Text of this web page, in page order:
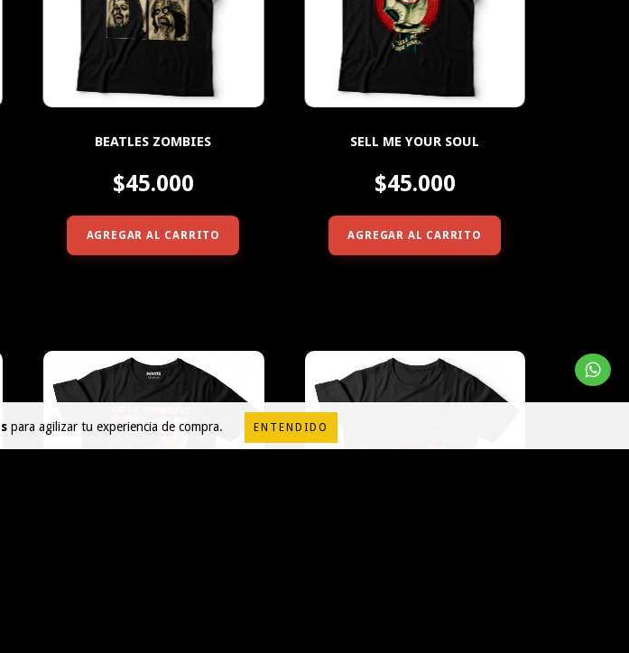
para agilizar tu experiencia de compra. ENTENDIDO
BEATLES ZOMBIES
$45.000
AGREGAR AL CARRITO
SELL ME YOUR SOUL
$45.000
AGREGAR AL CARRITO